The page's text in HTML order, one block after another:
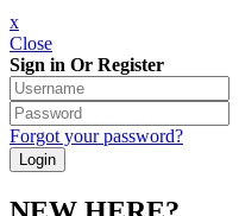
x
Close
Sign in Or Register
Forgot your password?